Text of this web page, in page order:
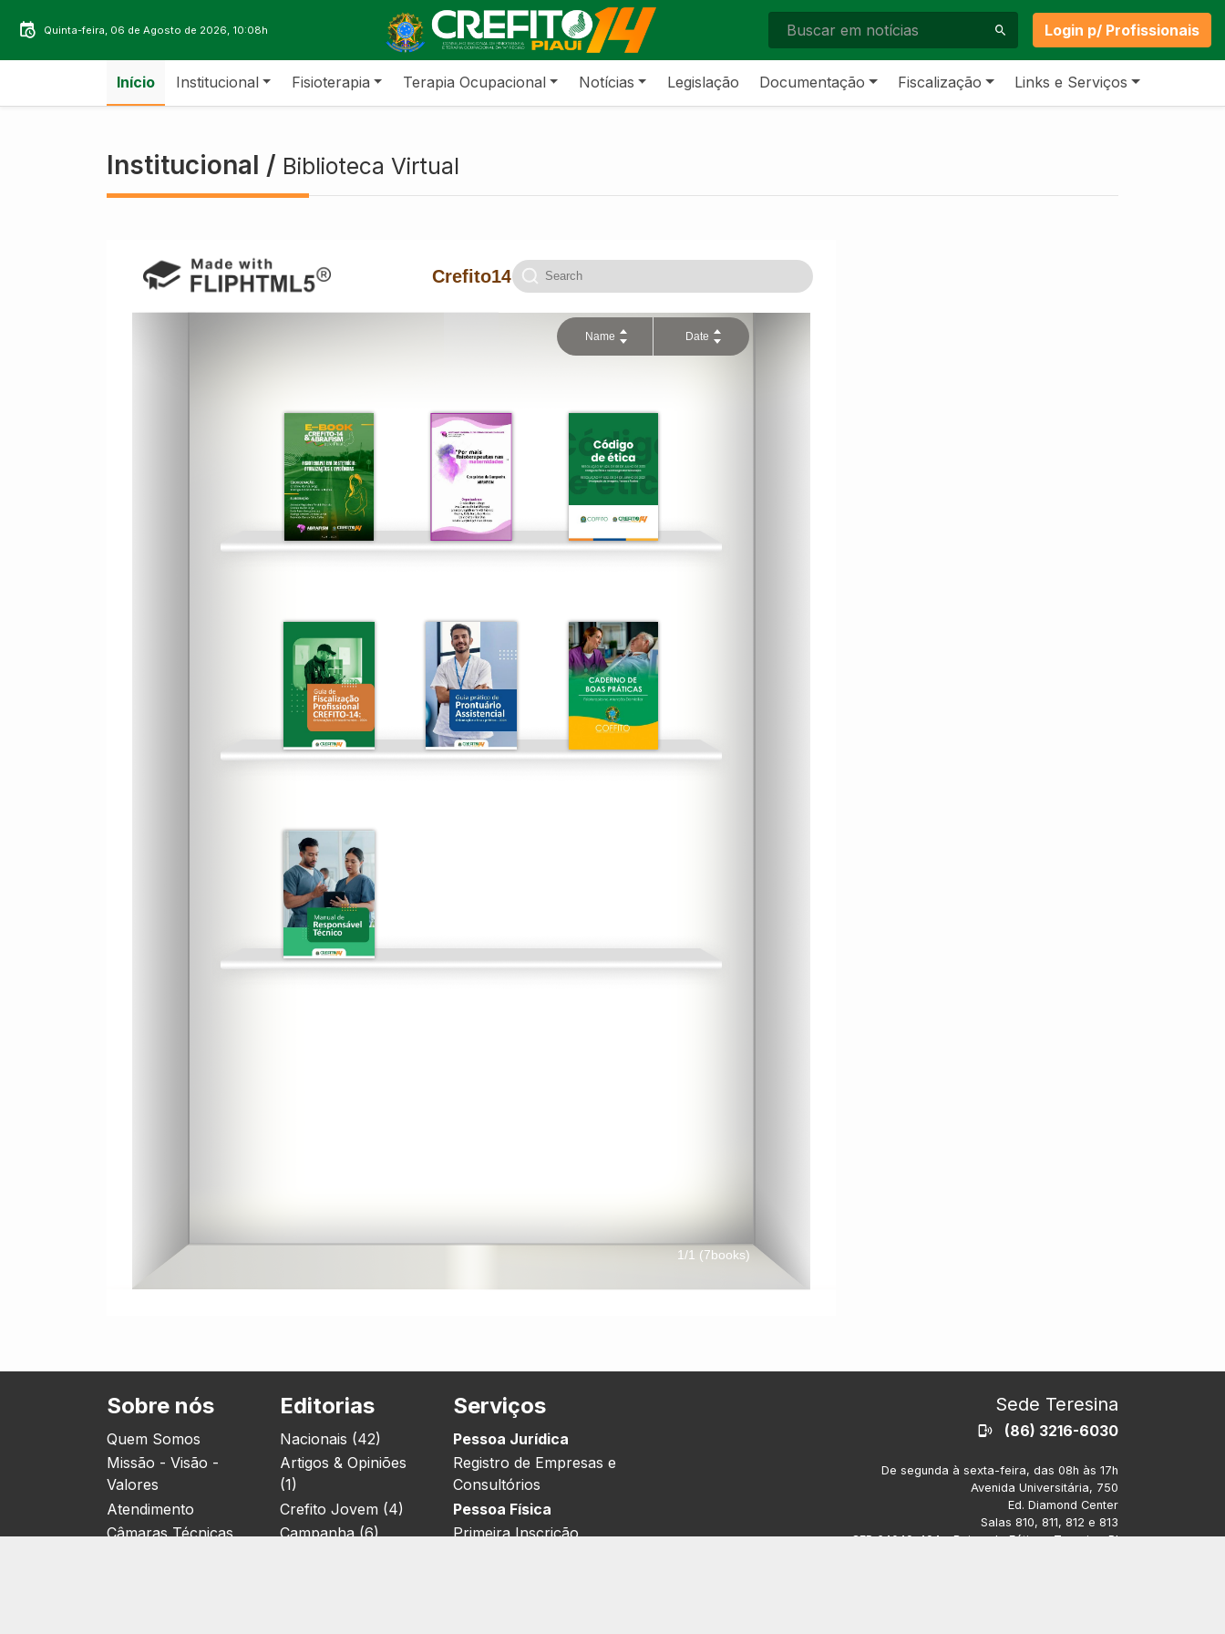
Quinta-feira, 06 de Agosto de 2026, 10:08h Login p/ Profissionais
Início Institucional Fisioterapia Terapia Ocupacional Notícias Legislação Documentação Fiscalização Links e Serviços
Institucional / Biblioteca Virtual
Sobre nós
Quem Somos
Missão - Visão -
Valores
Atendimento
Câmaras Técnicas
Editorias
Nacionais (42)
Artigos & Opiniões
(1)
Crefito Jovem (4)
Campanha (6)
Serviços
Pessoa Jurídica
Registro de Empresas e
Consultórios
Pessoa Física
Primeira Inscrição
Sede Teresina
(86) 3216-6030
De segunda à sexta-feira, das 08h às 17h
Avenida Universitária, 750
Ed. Diamond Center
Salas 810, 811, 812 e 813
CEP 64049-494 - Bairro de Fátima, Teresina-PI